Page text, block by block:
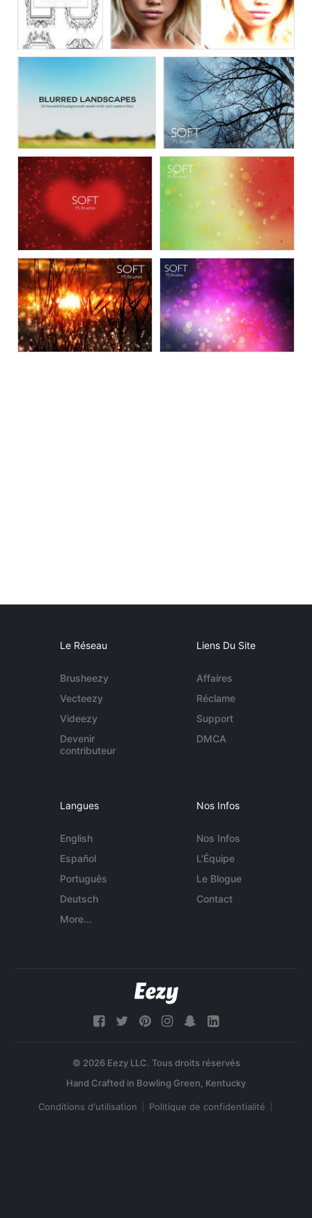
Le Réseau
Brusheezy
Vecteezy
Videezy
Devenir
contributeur
Liens Du Site
Affaires
Réclame
Support
DMCA
Langues
English
Español
Português
Deutsch
More...
Nos Infos
Nos Infos
L'Équipe
Le Blogue
Contact
© 2026 Eezy LLC. Tous droits réservés
Conditions d'utilisation Politique de confidentialité